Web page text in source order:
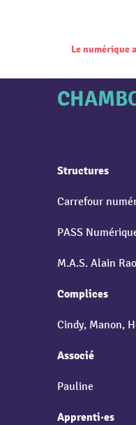
Le numérique
Structures
Carrefour
PASS
M.A.S. Alain
Complices
Cindy, Manon,
Associé
Pauline
Apprenti·es